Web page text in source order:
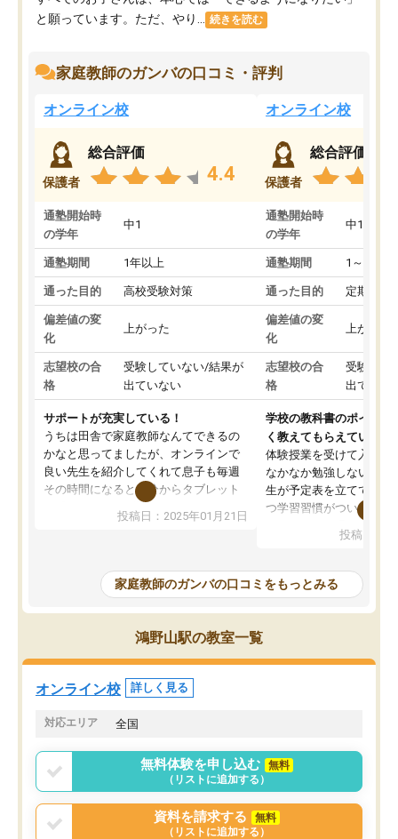
と願っています。ただ、やり...
続きを読む
家庭教師のガンバの口コミ・評判
オンライン校
保護者
総合評価
4.4
通塾開始時
の学年
中1
通塾期間 1年以上
通った目的 高校受験対策
偏差値の変
化
上がった
志望校の合
格
受験していない/結果が
出ていない
サポートが充実している！
うちは田舎で家庭教師なんてできるの
かなと思ってましたが、オンラインで
良い先生を紹介してくれて息子も毎週
その時間になると自分からタブレット
を開いてzoomを繋げるようになりまし
た！5科目なんでもOKなのもとても気
めて1年ほどだった今では平均点以上の
科目が増えてきました！あと1年受験ま
であるので無料の週末教室を使用しな
がら頑張って欲しいと思います！
投稿日：2025年01月21日
オンライン校
保護者
総合評価
通塾開始時
の学年
中1
通塾期間 1～3ヵ月
通った目的 定期テス
偏差値の変
化
上がった
志望校の合
格
受験して
出ていな
学校の教科書のポイント
く教えてもらえている
体験授業を受けて入塾し
なかなか勉強しない息子
生が予定表を立ててくれ
つ学習習慣がついてきま
指導が無い日も予定表
問できるのでとても助か
投稿日：
家庭教師のガンバの口コミをもっとみる
鴻野山駅の教室一覧
オンライン校 詳しく見る
対応エリア 全国
無料体験を申し込む
無料
（リストに追加する）
資料を請求する
無料
（リストに追加する）